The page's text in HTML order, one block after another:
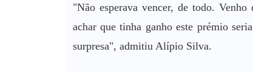
"Não esperava vencer, de todo.
achar que tinha ganho este prémio
surpresa", admitiu Alípio Silva.